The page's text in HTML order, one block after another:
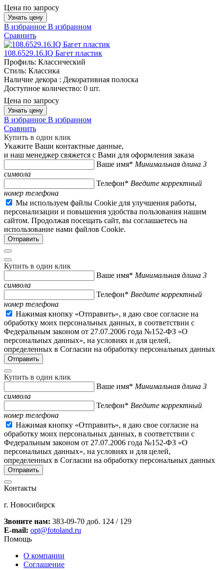
Цена по запросу
Узнать цену
В избранное В избранном
Сравнить
108.6529.16.IQ Багет пластик
Профиль: Классический
Стиль: Классика
Наличие декора : Декоративная полоска
Доступное количество: 0 шт.
Цена по запросу
Узнать цену
В избранное В избранном
Сравнить
Купить в один клик
Укажите Ваши контактные данные,
и наш менеджер свяжется с Вами для оформления заказа
Ваше имя* Минимальная длина 3
символа
Телефон* Введите корректный
номер телефона
Мы используем файлы Cookie для улучшения работы,
персонализации и повышения удобства пользования нашим
сайтом. Продолжая посещать сайт, вы соглашаетесь на
использование нами файлов Cookie.
Купить в один клик
Ваше имя* Минимальная длина 3
символа
Телефон* Введите корректный
номер телефона
Нажимая кнопку «Отправить», я даю свое согласие на
обработку моих персональных данных, в соответствии с
Федеральным законом от 27.07.2006 года №152-ФЗ «О
персональных данных», на условиях и для целей,
определенных в Согласии на обработку персональных данных
Купить в один клик
Ваше имя* Минимальная длина 3
символа
Телефон* Введите корректный
номер телефона
Нажимая кнопку «Отправить», я даю свое согласие на
обработку моих персональных данных, в соответствии с
Федеральным законом от 27.07.2006 года №152-ФЗ «О
персональных данных», на условиях и для целей,
определенных в Согласии на обработку персональных данных
Контакты
г. Новосибирск
Звоните нам: 383-09-70 доб. 124 / 129
E-mail: opt@fotoland.ru
Помощь
О компании
Соглашение